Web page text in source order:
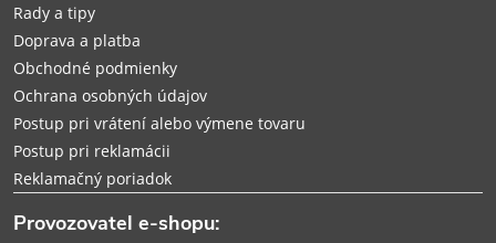
e
Rady a tipy
Doprava a platba
Obchodné podmienky
Ochrana osobných údajov
Postup pri vrátení alebo výmene tovaru
Postup pri reklamácii
Reklamačný poriadok
Provozovatel e-shopu: